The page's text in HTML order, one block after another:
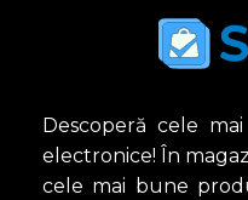
Descoperă cele
electronice! În
cele mai bune